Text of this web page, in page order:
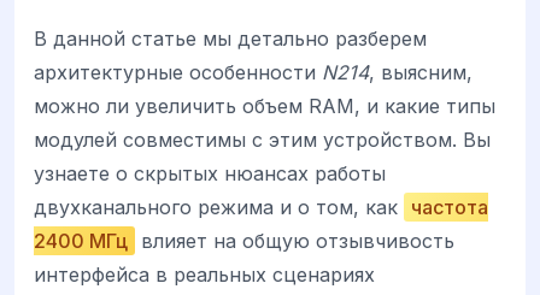
В данной статье мы детально разберем
архитектурные особенности N214, выясним,
можно ли увеличить объем RAM, и какие типы
модулей совместимы с этим устройством. Вы
узнаете о скрытых нюансах работы
двухканального режима и о том, как частота
2400 МГц влияет на общую отзывчивость
интерфейса в реальных сценариях